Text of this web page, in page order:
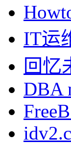
IT运
回忆
DBA